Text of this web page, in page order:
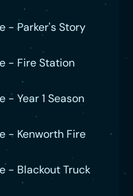
- Parker's Story
- Fire Station
- Year 1 Season
- Kenworth Fire
- Blackout Truck